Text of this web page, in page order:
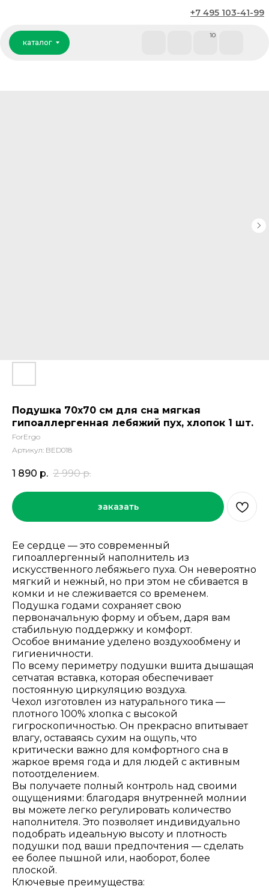
+7 495 103-41-99
каталог
10
Подушка 70х70 см для сна мягкая
гипоаллергенная лебяжий пух, хлопок 1 шт.
ForErgo
Артикул: BED018
1 890 р. 2 990 р.
заказать
Ее сердце — это современный
гипоаллергенный наполнитель из
искусственного лебяжьего пуха. Он невероятно
мягкий и нежный, но при этом не сбивается в
комки и не слеживается со временем.
Подушка годами сохраняет свою
первоначальную форму и объем, даря вам
стабильную поддержку и комфорт.
Особое внимание уделено воздухообмену и
гигиеничности.
По всему периметру подушки вшита дышащая
сетчатая вставка, которая обеспечивает
постоянную циркуляцию воздуха.
Чехол изготовлен из натурального тика —
плотного 100% хлопка с высокой
гигроскопичностью. Он прекрасно впитывает
влагу, оставаясь сухим на ощупь, что
критически важно для комфортного сна в
жаркое время года и для людей с активным
потоотделением.
Вы получаете полный контроль над своими
ощущениями: благодаря внутренней молнии
вы можете легко регулировать количество
наполнителя. Это позволяет индивидуально
подобрать идеальную высоту и плотность
подушки под ваши предпочтения — сделать
ее более пышной или, наоборот, более
плоской.
Ключевые преимущества: